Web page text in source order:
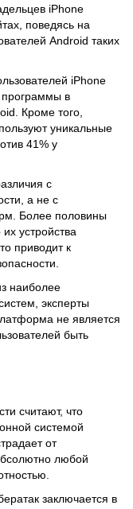
iPhone
поведясь на
Android таких
iPhone
программы в
Кроме того,
уникальные
41% у
с
а не с
Более половины
устройства
приводит к
наиболее
эксперты
не является
быть
считают, что
системой
от
любой
заключается в